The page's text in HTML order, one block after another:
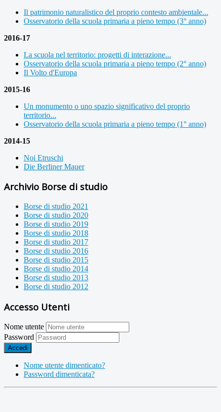
Il patrimonio naturalistico del proprio contesto ambientale...
Osservatorio della scuola primaria a pieno tempo (3° anno)
2016-17
La scuola nel territorio: progetti di interazione...
Osservatorio della scuola primaria a pieno tempo (2° anno)
Il Volto d'Europa
2015-16
Un monumento o uno spazio significativo del proprio
territorio...
Osservatorio della scuola primaria a pieno tempo (1° anno)
2014-15
Noi Etruschi
Die Berliner Mauer
Archivio Borse di studio
Borse di studio 2021
Borse di studio 2020
Borse di studio 2019
Borse di studio 2018
Borse di studio 2017
Borse di studio 2016
Borse di studio 2015
Borse di studio 2014
Borse di studio 2013
Borse di studio 2012
Accesso Utenti
Nome utente
Password
Accedi
Nome utente dimenticato?
Password dimenticata?